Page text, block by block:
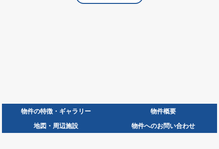
物件の特徴・ギャラリー
物件概要
地図・周辺施設
物件へのお問い合わせ